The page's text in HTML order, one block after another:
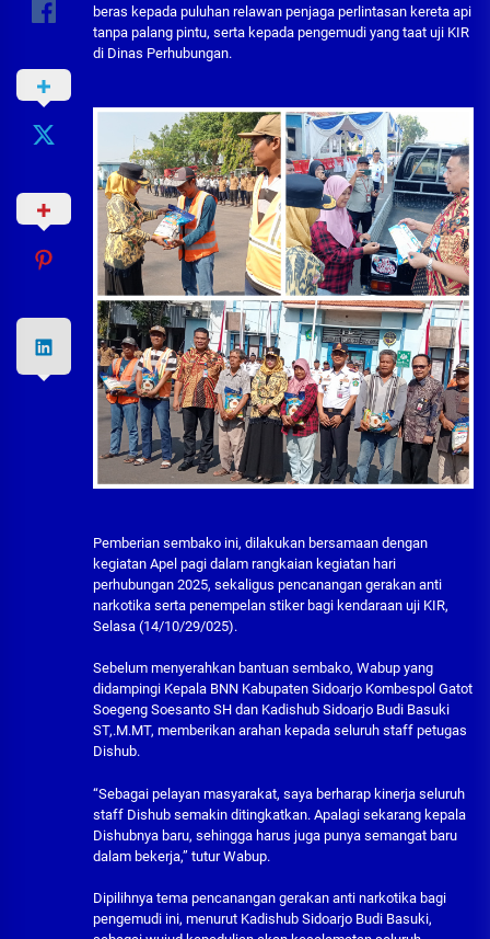
beras kepada puluhan relawan penjaga perlintasan kereta api
tanpa palang pintu, serta kepada pengemudi yang taat uji KIR
di Dinas Perhubungan.
Pemberian sembako ini, dilakukan bersamaan dengan
kegiatan Apel pagi dalam rangkaian kegiatan hari
perhubungan 2025, sekaligus pencanangan gerakan anti
narkotika serta penempelan stiker bagi kendaraan uji KIR,
Selasa (14/10/29/025).
Sebelum menyerahkan bantuan sembako, Wabup yang
didampingi Kepala BNN Kabupaten Sidoarjo Kombespol Gatot
Soegeng Soesanto SH dan Kadishub Sidoarjo Budi Basuki
ST,.M.MT, memberikan arahan kepada seluruh staff petugas
Dishub.
“Sebagai pelayan masyarakat, saya berharap kinerja seluruh
staff Dishub semakin ditingkatkan. Apalagi sekarang kepala
Dishubnya baru, sehingga harus juga punya semangat baru
dalam bekerja,” tutur Wabup.
Dipilihnya tema pencanangan gerakan anti narkotika bagi
pengemudi ini, menurut Kadishub Sidoarjo Budi Basuki,